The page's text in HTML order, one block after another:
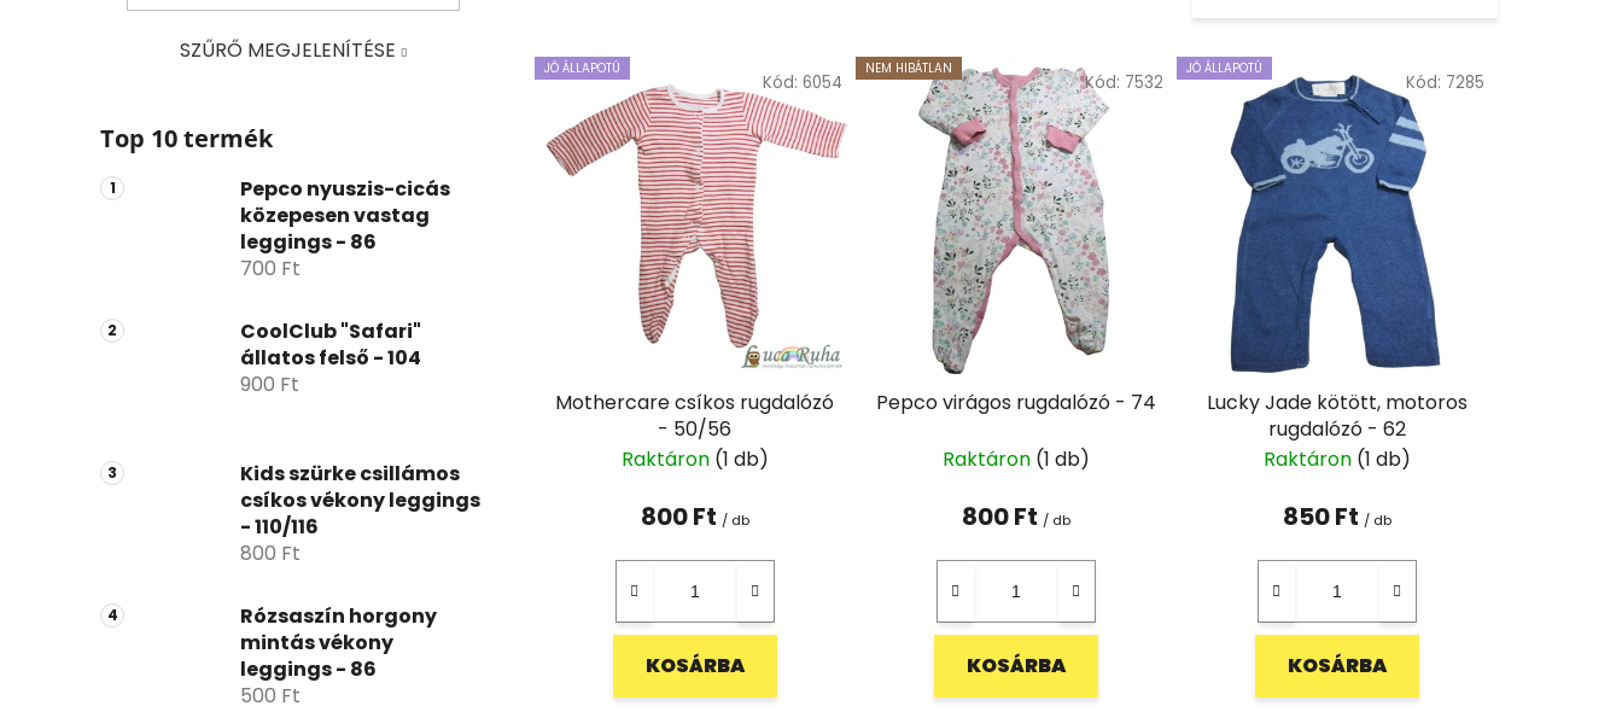
e
l Újdonság 0
Jó állapotú 3
6
SZŰRŐ MEGJELENÍTÉSE
Top 10 termék
Pepco nyuszis-cicás
közepesen vastag
leggings - 86
700 Ft
CoolClub "Safari"
állatos felső - 104
900 Ft
Kids szürke csillámos
csíkos vékony leggings
- 110/116
800 Ft
Rózsaszín horgony
mintás vékony
leggings - 86
500 Ft
r
m
é
T
e
m
JÓ ÁLLAPOTÚ
Mothercare csíkos rugdalózó
- 50/56
Raktáron (1 db)
800 Ft / db
KOSÁRBA
Kód: 6054
NEM HIBÁTLAN
Pepco virágos rugdalózó - 74
Raktáron (1 db)
800 Ft / db
KOSÁRBA
Kód: 7532
JÓ ÁLLAPOTÚ
Lucky Jade kötött, motoros
rugdalózó - 62
Raktáron (1 db)
850 Ft / db
KOSÁRBA
Kód: 7285